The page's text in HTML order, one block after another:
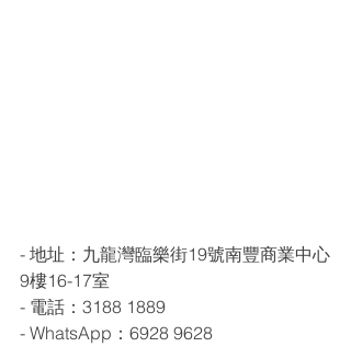
- 地址：九龍灣臨樂街19號南豐商業中心
9樓16-17室
- 電話：3188 1889
- WhatsApp：6928 9628